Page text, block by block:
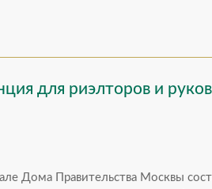
для риэлторов и
Дома Правительства Москвы